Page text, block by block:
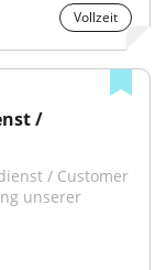
Vollzeit
/
unserer